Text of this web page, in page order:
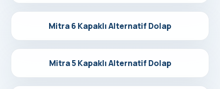
Detayları Gör
Mitra 6 Kapaklı Alternatif Dolap
Detayları Gör
Mitra 5 Kapaklı Alternatif Dolap